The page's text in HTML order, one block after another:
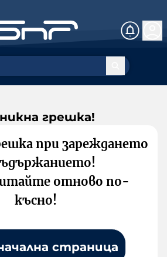
грешка!
при зареждането
отново по-
късно!
страница